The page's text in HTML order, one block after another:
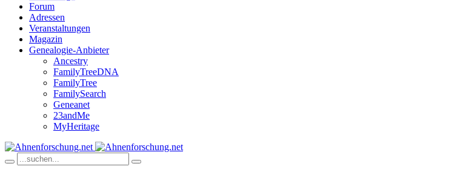
Forum
Adressen
Veranstaltungen
Magazin
Genealogie-Anbieter
Ancestry
FamilyTreeDNA
FamilyTree
FamilySearch
Geneanet
23andMe
MyHeritage